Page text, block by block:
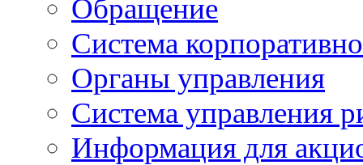
Обращение
Система
Органы управления
Система управления
Информация для